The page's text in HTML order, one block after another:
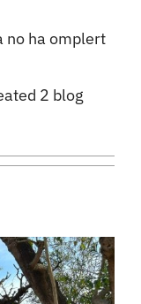
no ha omplert
2 blog